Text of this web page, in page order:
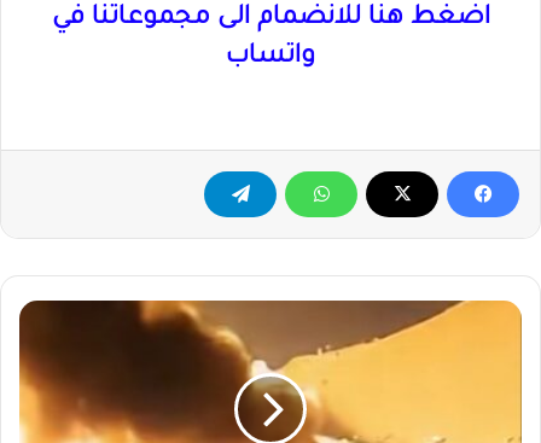
اضغط هنا للانضمام الى مجموعاتنا في
واتساب
بعد
البشاريين: